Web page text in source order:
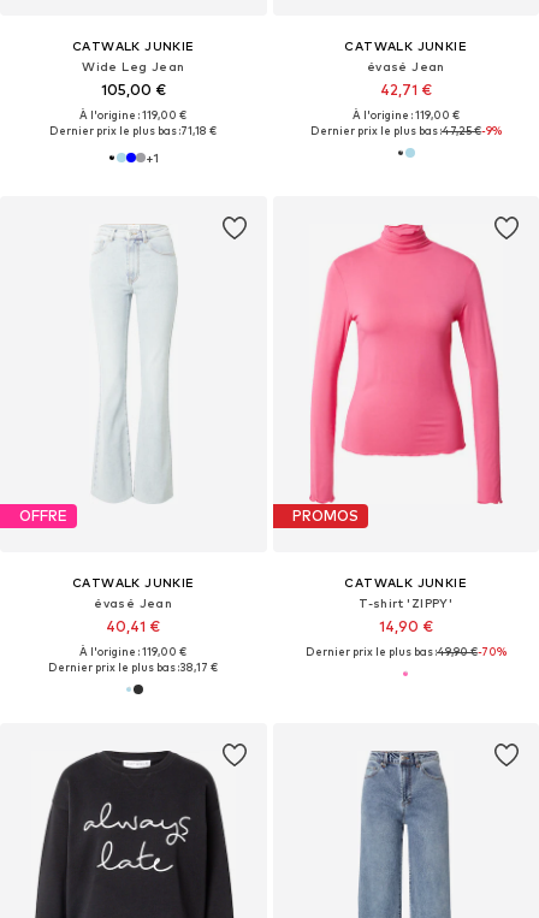
CATWALK JUNKIE
Wide Leg Jean
105,00 €
À l'origine : 119,00 €
Dernier prix le plus bas :71,18 €
+1
CATWALK JUNKIE
évasé Jean
42,71 €
À l'origine : 119,00 €
Dernier prix le plus bas :47,25 €-9%
OFFRE
CATWALK JUNKIE
évasé Jean
40,41 €
À l'origine : 119,00 €
Dernier prix le plus bas :38,17 €
PROMOS
CATWALK JUNKIE
T-shirt 'ZIPPY'
14,90 €
Dernier prix le plus bas :49,90 €-70%